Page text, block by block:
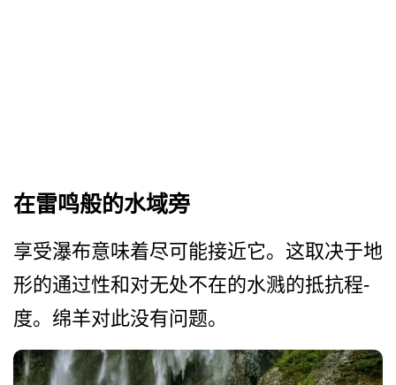
在雷鸣般的水域旁
享受瀑布意味着尽可能接近它­。这取决于地
形的通过性和对无处不在的水溅的抵抗程­
度。绵羊对此没有问题。